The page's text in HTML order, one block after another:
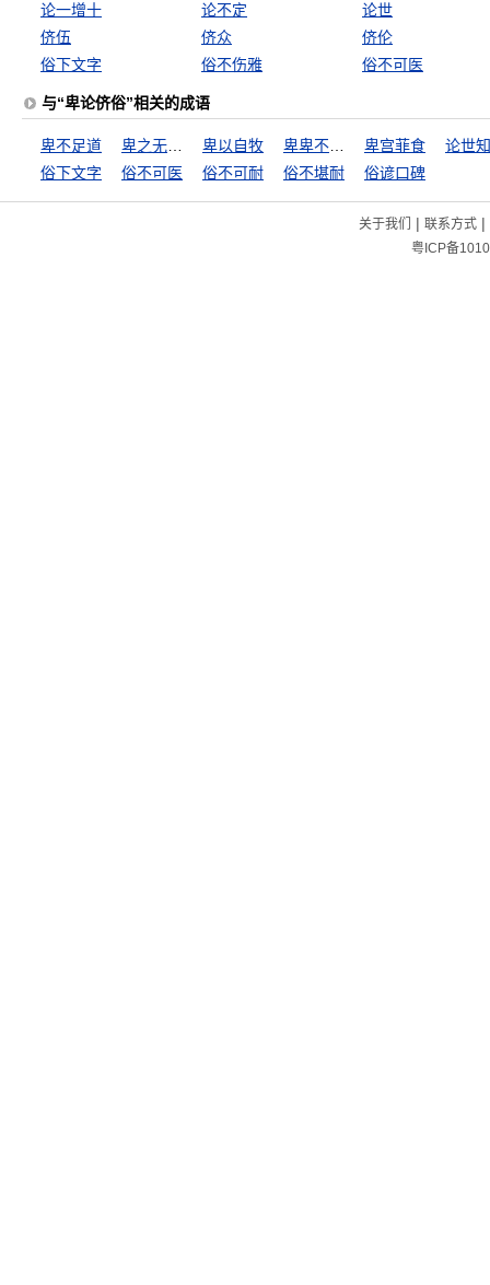
论一增十
论不定
论世
侪伍
侪众
侪伦
俗下文字
俗不伤雅 俗不可医
与“卑论侪俗”相关的成语
卑不足道 卑以自牧 卑宫菲食
论世
俗下文字
俗不可医 俗不可耐 俗不堪耐 俗谚口碑
关于我们 | 联系方式|
粤ICP备